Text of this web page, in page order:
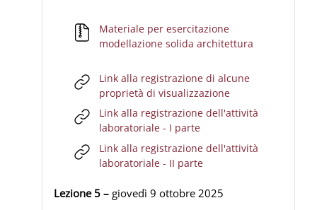
Materiale per esercitazione
modellazione solida architettura
Link alla registrazione di alcune
proprietà di visualizzazioneURL
Link alla registrazione dell'attività
laboratoriale - I parteURL
Link alla registrazione dell'attività
laboratoriale - II parteURL
Lezione 5 –giovedì 9 ottobre 2025